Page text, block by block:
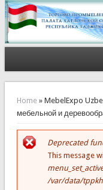
You are here
Home» MebelExpo
мебельной и
Error
Deprecated
This message
/var/data/